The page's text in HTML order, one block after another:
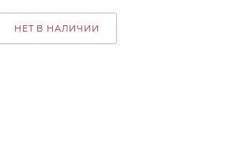
НЕТ В НАЛИЧИИ